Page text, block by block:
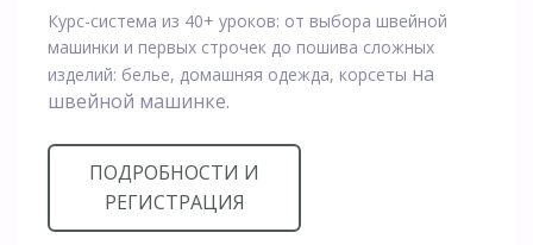
Курс-система из 40+ уроков: от выбора швейной
машинки и первых строчек до пошива сложных
изделий: белье, домашняя одежда, корсеты на
швейной машинке.
ПОДРОБНОСТИ И
РЕГИСТРАЦИЯ